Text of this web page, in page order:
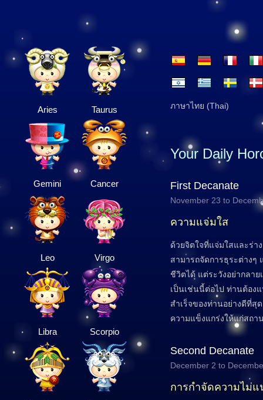
Aries Taurus
Gemini Cancer
Leo Virgo
Libra Scorpio
ภาษาไทย (Thai)
Your Daily
First Decanate
November 23 to
ความแจ่มใส
ด้วยจิตใจที่แจ่มใสและร่
สามารถจัดการธุระต่างๆ
ชีวิตได้ แต่ระวังอย่ากลา
เป็นเช่นนี้ต่อไป ท่านต้อง
สำเร็จของท่านอย่างดีที่สุ
ความแข็งแกร่งให้แก่สถ
Second Decanate
December 2 to
การกำจัดความไม่